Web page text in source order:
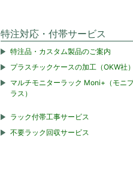
特注対応・付帯サービス
特注品・カスタム製品のご案内
プラスチックケースの加工（OKW社）
マルチモニターラック Moni+（モニ
ラス）
ラック付帯工事サービス
不要ラック回収サービス